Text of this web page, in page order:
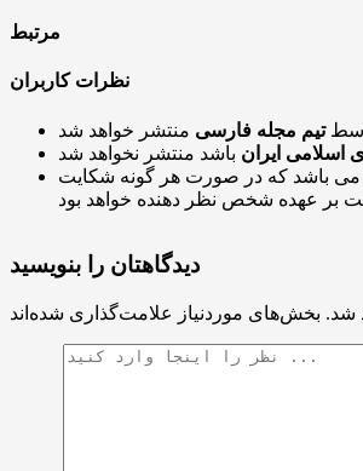
مرتبط
نظرات کاربران
تیم مجله فارسی
اسلامی ایران
باشد که در صورت هر گونه شکایت
دیدگاهتان را بنویسید
شد.